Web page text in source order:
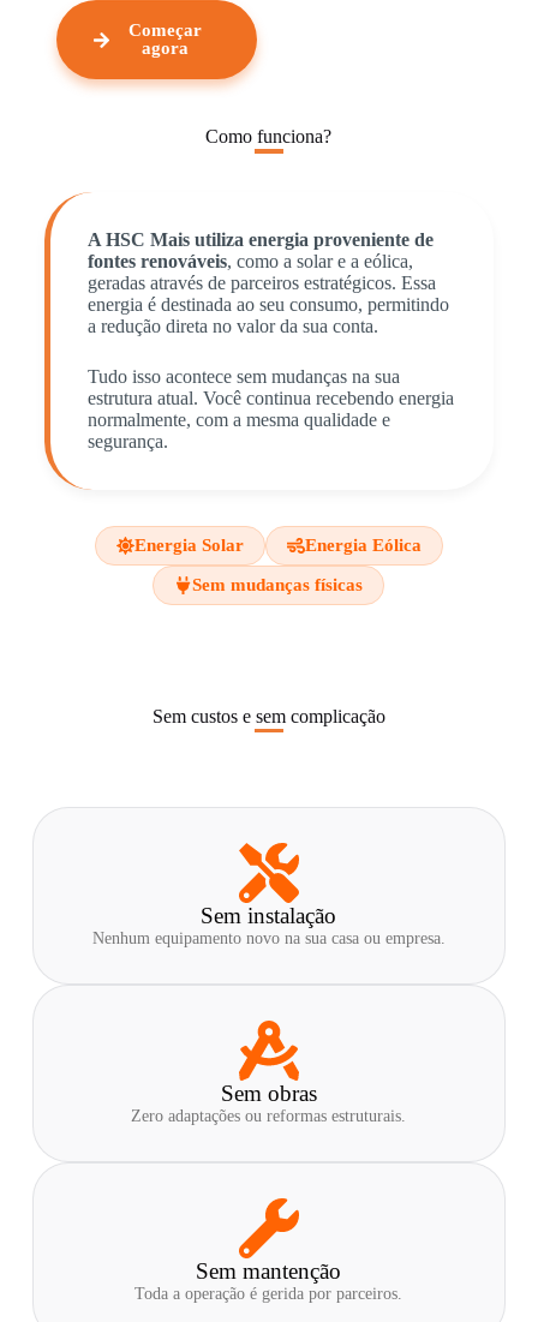
Começar
agora
Como funciona?
A HSC Mais utiliza energia proveniente de
fontes renováveis, como a solar e a eólica,
geradas através de parceiros estratégicos. Essa
energia é destinada ao seu consumo, permitindo
a redução direta no valor da sua conta.
Tudo isso acontece sem mudanças na sua
estrutura atual. Você continua recebendo energia
normalmente, com a mesma qualidade e
segurança.
Energia Solar Energia Eólica
Sem mudanças físicas
Sem custos e sem complicação
Sem instalação
Nenhum equipamento novo na sua casa ou empresa.
Sem obras
Zero adaptações ou reformas estruturais.
Sem mantenção
Toda a operação é gerida por parceiros.